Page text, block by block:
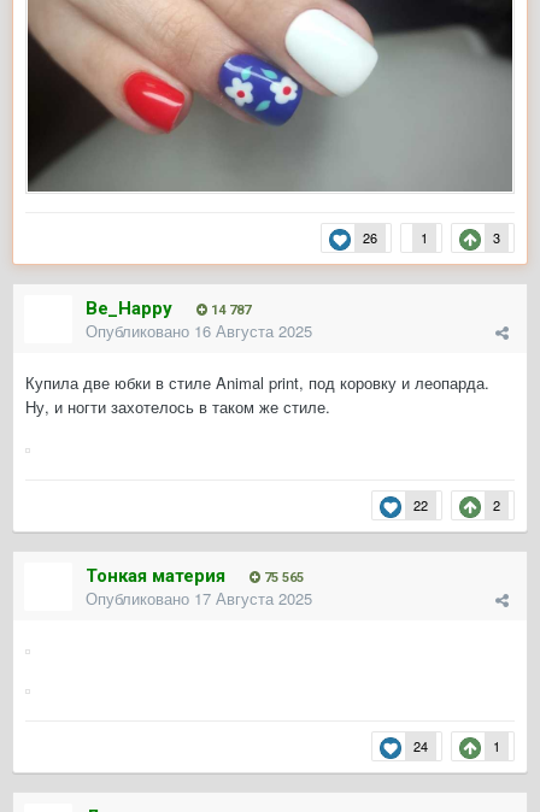
26 1 3
Be_Happy 14 787
Опубликовано 16 Августа 2025
Купила две юбки в стиле Animal print, под коровку и леопарда.
Ну, и ногти захотелось в таком же стиле.
22 2
Тонкая материя 75 565
Опубликовано 17 Августа 2025
24 1